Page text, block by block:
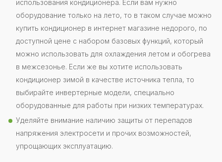
использования кондиционера. Если вам нужно
оборудование только на лето, то в таком случае можно
купить кондиционер в интернет магазине недорого, по
доступной цене с набором базовых функций, который
можно использовать для охлаждения летом и обогрева
в межсезонье. Если же вы хотите использовать
кондиционер зимой в качестве источника тепла, то
выбирайте инвертерные модели, специально
оборудованные для работы при низких температурах.
Уделяйте внимание наличию защиты от перепадов
напряжения электросети и прочих возможностей,
упрощающих эксплуатацию.